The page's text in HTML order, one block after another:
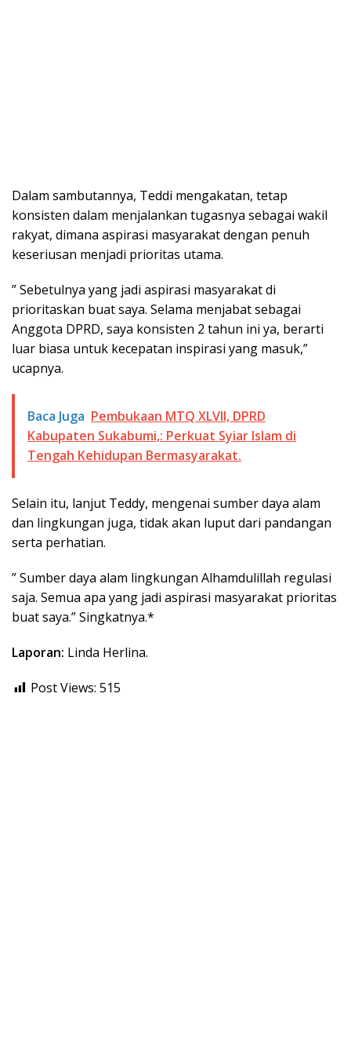
Dalam sambutannya, Teddi mengakatan, tetap
konsisten dalam menjalankan tugasnya sebagai wakil
rakyat, dimana aspirasi masyarakat dengan penuh
keseriusan menjadi prioritas utama.
” Sebetulnya yang jadi aspirasi masyarakat di
prioritaskan buat saya. Selama menjabat sebagai
Anggota DPRD, saya konsisten 2 tahun ini ya, berarti
luar biasa untuk kecepatan inspirasi yang masuk,”
ucapnya.
Baca Juga Pembukaan MTQ XLVII, DPRD
Kabupaten Sukabumi,: Perkuat Syiar Islam di
Tengah Kehidupan Bermasyarakat.
Selain itu, lanjut Teddy, mengenai sumber daya alam
dan lingkungan juga, tidak akan luput dari pandangan
serta perhatian.
” Sumber daya alam lingkungan Alhamdulillah regulasi
saja. Semua apa yang jadi aspirasi masyarakat prioritas
buat saya.” Singkatnya.*
Laporan: Linda Herlina.
Post Views: 515